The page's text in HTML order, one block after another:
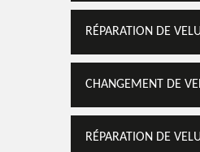
RÉPARATION DE
CHANGEMENT DE
RÉPARATION DE